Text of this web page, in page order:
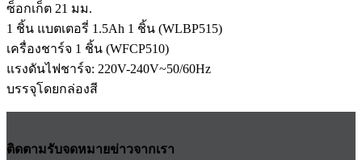
ซ็อกเก็ต 21 มม.
1 ชิ้น แบตเตอรี่ 1.5Ah 1 ชิ้น (WLBP515)
เครื่องชาร์จ 1 ชิ้น (WFCP510)
แรงดันไฟชาร์จ: 220V-240V~50/60Hz
บรรจุโดยกล่องสี
ติดตามรับจดหมายข่าวจากเรา